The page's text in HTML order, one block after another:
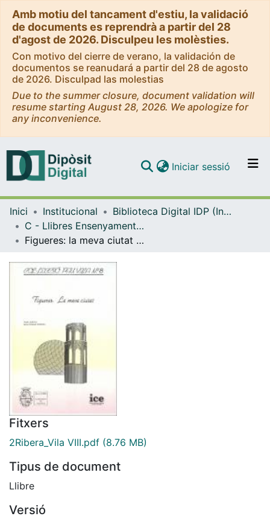
Amb motiu del tancament d'estiu, la validació
de documents es reprendrà a partir del 28
d'agost de 2026. Disculpeu les molèsties.
Con motivo del cierre de verano, la validación de
documentos se reanudará a partir del 28 de agosto
de 2026. Disculpad las molestias
Due to the summer closure, document validation will
resume starting August 28, 2026. We apologize for
any inconvenience.
Navega per tot el DD
Com publicar
Iniciar sessió (current)
Inici Institucional
Biblioteca Digital IDP (Institut de Desenvolupament Professional)
C - Llibres Ensenyament general i caràcter institucional (IDP)
Figueres: la meva ciutat : treball didàctic per al coneixement de Figueres : nivell 2on EGB
Fitxers
2Ribera_Vila VIII.pdf (8.76 MB)
Tipus de document
Llibre
Versió